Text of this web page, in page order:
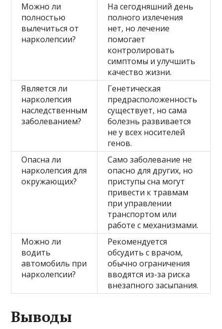
Можно ли
полностью
вылечиться от
нарколепсии?
На сегодняшний день
полного излечения
нет, но лечение
помогает
контролировать
симптомы и улучшить
качество жизни.
Является ли
нарколепсия
наследственным
заболеванием?
Генетическая
предрасположенность
существует, но сама
болезнь развивается
не у всех носителей
генов.
Опасна ли
нарколепсия для
окружающих?
Само заболевание не
опасно для других, но
приступы сна могут
привести к травмам
при управлении
транспортом или
работе с механизмами.
Можно ли
водить
автомобиль при
нарколепсии?
Рекомендуется
обсудить с врачом,
обычно ограничения
вводятся из-за риска
внезапного засыпания.
Выводы